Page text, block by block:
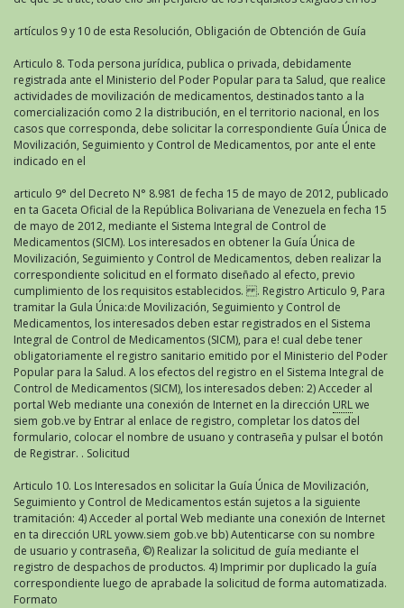
artículos 9 y 10 de esta Resolución, Obligación de Obtención de Guía
Articulo 8. Toda persona jurídica, publica o privada, debidamente
registrada ante el Ministerio del Poder Popular para ta Salud, que realice
actividades de movilización de medicamentos, destinados tanto a la
comercialización como 2 la distribución, en el territorio nacional, en los
casos que corresponda, debe solicitar la correspondiente Guía Única de
Movilización, Seguimiento y Control de Medicamentos, por ante el ente
indicado en el
articulo 9° del Decreto N° 8.981 de fecha 15 de mayo de 2012, publicado
en ta Gaceta Oficial de la República Bolivariana de Venezuela en fecha 15
de mayo de 2012, mediante el Sistema Integral de Control de
Medicamentos (SICM). Los interesados en obtener la Guía Única de
Movilización, Seguimiento y Control de Medicamentos, deben realizar la
correspondiente solicitud en el formato diseñado al efecto, previo
cumplimiento de los requisitos establecidos. . Registro Articulo 9, Para
tramitar la Gula Única:de Movilización, Seguimiento y Control de
Medicamentos, los interesados deben estar registrados en el Sistema
Integral de Control de Medicamentos (SICM), para e! cual debe tener
obligatoriamente el registro sanitario emitido por el Ministerio del Poder
Popular para la Salud. A los efectos del registro en el Sistema Integral de
Control de Medicamentos (SICM), los interesados deben: 2) Acceder al
portal Web mediante una conexión de Internet en la dirección URLwe
siem gob.ve by Entrar al enlace de registro, completar los datos del
formulario, colocar el nombre de usuano y contraseña y pulsar el botón
de Registrar. . Solicitud
Articulo 10. Los Interesados en solicitar la Guía Única de Movilización,
Seguimiento y Control de Medicamentos están sujetos a la siguiente
tramitación: 4) Acceder al portal Web mediante una conexión de Internet
en ta dirección URL yoww.siem gob.ve bb) Autenticarse con su nombre
de usuario y contraseña, ©) Realizar la solicitud de guía mediante el
registro de despachos de productos. 4) Imprimir por duplicado la guía
correspondiente luego de aprabade la solicitud de forma automatizada.
Formato